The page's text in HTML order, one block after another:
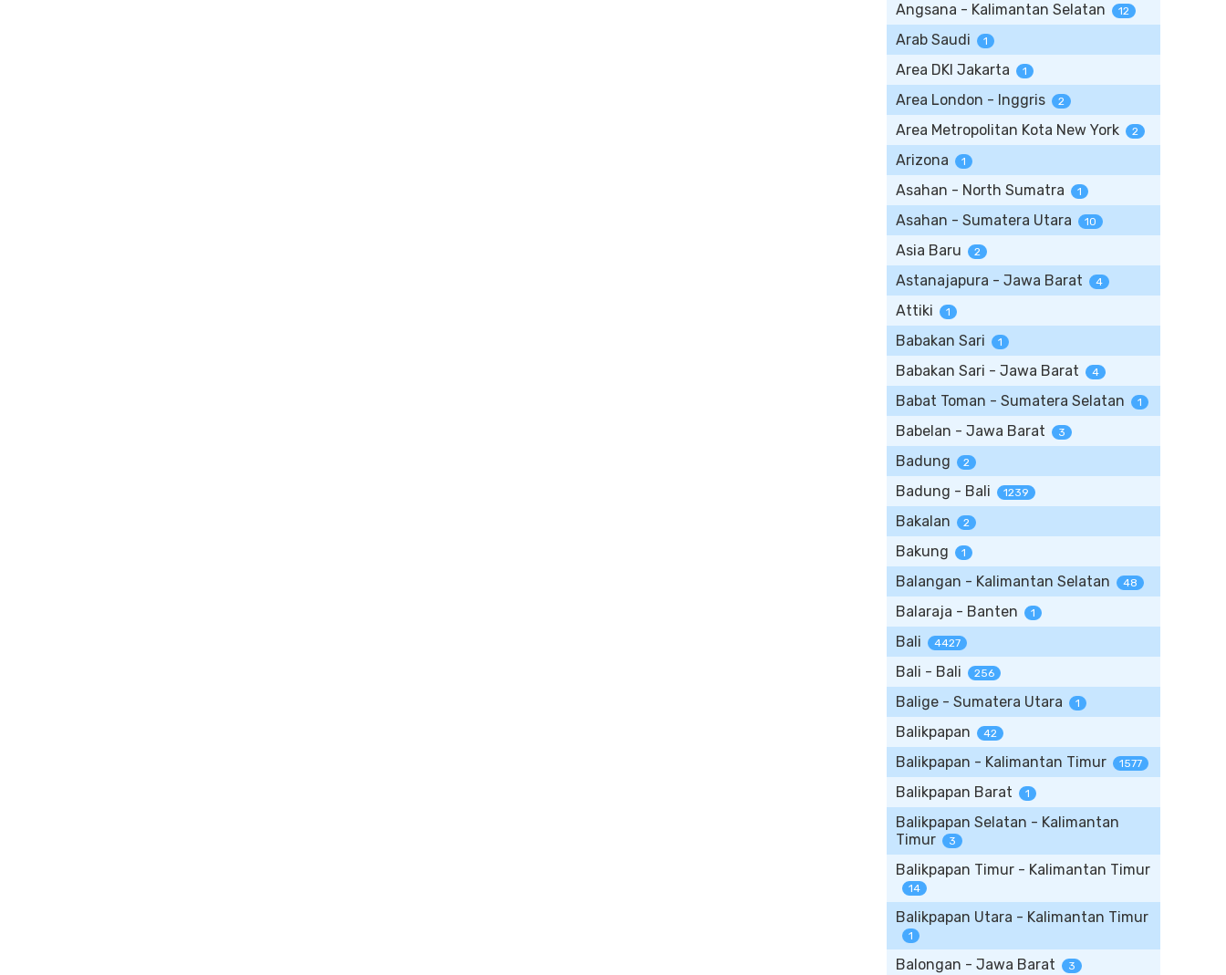
Angsana - Kalimantan Selatan 12
Arab Saudi 1
Area DKI Jakarta 1
Area London - Inggris 2
Area Metropolitan Kota New York 2
Arizona 1
Asahan - North Sumatra 1
Asahan - Sumatera Utara 10
Asia Baru 2
Astanajapura - Jawa Barat 4
Attiki 1
Babakan Sari 1
Babakan Sari - Jawa Barat 4
Babat Toman - Sumatera Selatan 1
Babelan - Jawa Barat 3
Badung 2
Badung - Bali 1239
Bakalan 2
Bakung 1
Balangan - Kalimantan Selatan 48
Balaraja - Banten 1
Bali 4427
Bali - Bali 256
Balige - Sumatera Utara 1
Balikpapan 42
Balikpapan - Kalimantan Timur 1577
Balikpapan Barat 1
Balikpapan Selatan - Kalimantan
Timur
3
Balikpapan Timur - Kalimantan Timur
14
Balikpapan Utara - Kalimantan Timur
1
Balongan - Jawa Barat 3